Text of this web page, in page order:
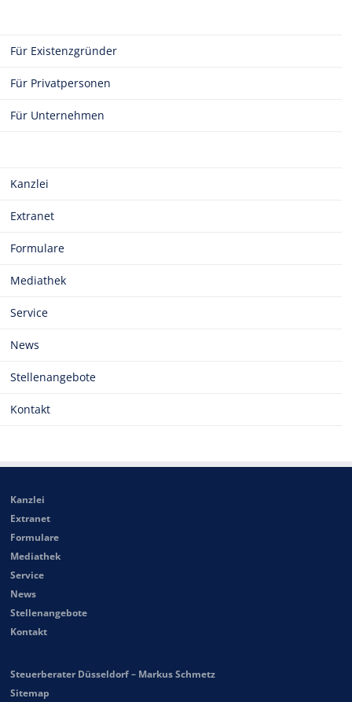
Für Existenzgründer
Für Privatpersonen
Für Unternehmen
Kanzlei
Extranet
Formulare
Mediathek
Service
News
Stellenangebote
Kontakt
Kanzlei
Extranet
Formulare
Mediathek
Service
News
Stellenangebote
Kontakt
Steuerberater Düsseldorf – Markus Schmetz
Sitemap